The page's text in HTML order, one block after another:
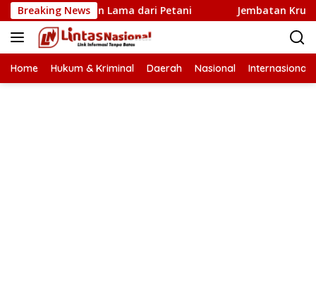
Langsung
ke
konten
Breaking News
Penantian Lama dari Petani Jembatan Krueng
Home Hukum & Kriminal Daerah Nasional Internasional